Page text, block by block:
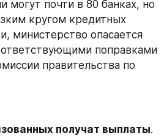
могут почти в 80 банках, но
кругом кредитных
министерство опасается
поправками
правительства по
получат выплаты.